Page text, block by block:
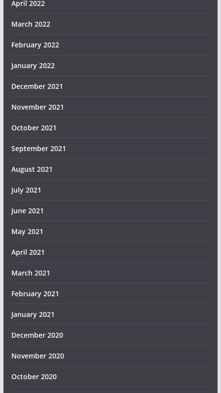
April 2022
March 2022
February 2022
January 2022
December 2021
November 2021
October 2021
September 2021
August 2021
July 2021
June 2021
May 2021
April 2021
March 2021
February 2021
January 2021
December 2020
November 2020
October 2020